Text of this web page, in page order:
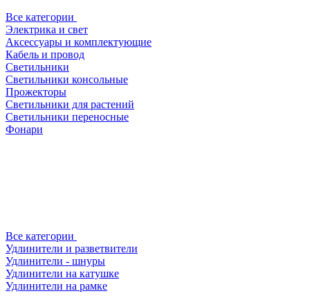
Все категории
Электрика и свет
Аксессуары и комплектующие
Кабель и провод
Светильники
Светильники консольные
Прожекторы
Светильники для растений
Светильники переносные
Фонари
Все категории
Удлинители и разветвители
Удлинители - шнуры
Удлинители на катушке
Удлинители на рамке